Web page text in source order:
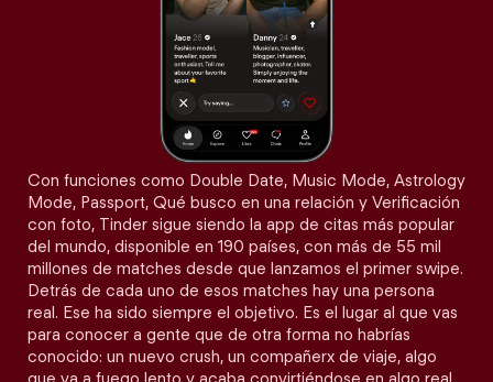
Con funciones como Double Date, Music Mode, Astrology
Mode, Passport, Qué busco en una relación y Verificación
con foto, Tinder sigue siendo la app de citas más popular
del mundo, disponible en 190 países, con más de 55 mil
millones de matches desde que lanzamos el primer swipe.
Detrás de cada uno de esos matches hay una persona
real. Ese ha sido siempre el objetivo. Es el lugar al que vas
para conocer a gente que de otra forma no habrías
conocido: un nuevo crush, un compañerx de viaje, algo